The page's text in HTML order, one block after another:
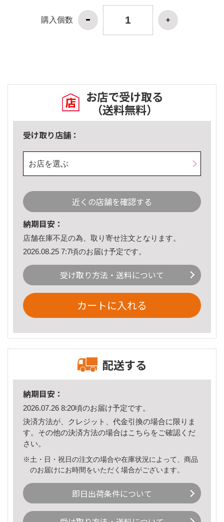
購入個数
お店で受け取る
（送料無料）
受け取り店舗：
お店を選ぶ
近くの店舗を確認する
納期目安：
店舗在庫不足の為、取り寄せ注文となります。
2026.08.25 7:7頃のお届け予定です。
受け取り方法・送料について
カートに入れる
配送する
納期目安：
2026.07.26 8:20頃のお届け予定です。
決済方法が、クレジット、代金引換の場合に限りま
す。その他の決済方法の場合はこちら をご確認くだ
さい。
※土・日・祝日の注文の場合や在庫状況によって、商品
のお届けにお時間をいただく場合がございます。
即日出荷条件について